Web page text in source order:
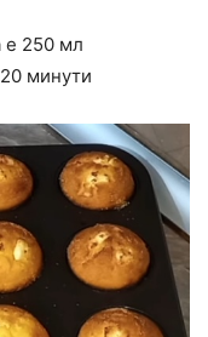
е 250 мл
минути